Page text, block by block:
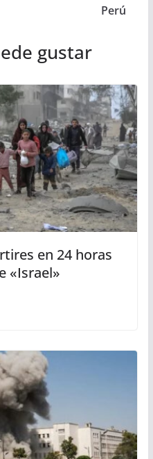
Perú
gustar
en 24 horas
«Israel»